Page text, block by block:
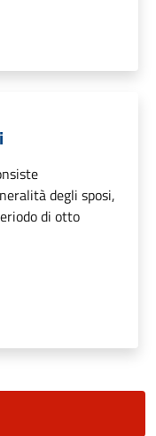
degli sposi,
di otto